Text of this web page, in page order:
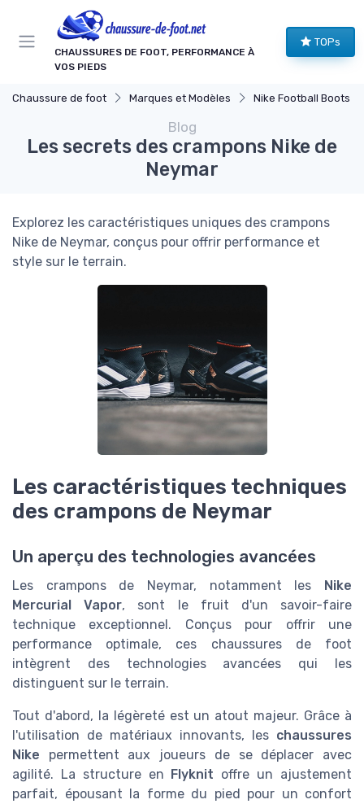
CHAUSSURES DE FOOT, PERFORMANCE À
VOS PIEDS
TOPs
Chaussure de foot Marques et Modèles Nike Football Boots
Blog
Les secrets des crampons Nike de
Neymar
Explorez les caractéristiques uniques des crampons
Nike de Neymar, conçus pour offrir performance et
style sur le terrain.
Les caractéristiques techniques
des crampons de Neymar
Un aperçu des technologies avancées
Les crampons de Neymar, notamment les Nike
Mercurial Vapor, sont le fruit d'un savoir-faire
technique exceptionnel. Conçus pour offrir une
performance optimale, ces chaussures de foot
intègrent des technologies avancées qui les
distinguent sur le terrain.
Tout d'abord, la légèreté est un atout majeur. Grâce à
l'utilisation de matériaux innovants, les chaussures
Nike permettent aux joueurs de se déplacer avec
agilité. La structure en Flyknit offre un ajustement
parfait, épousant la forme du pied pour un confort
Panneau de gestion des cookies